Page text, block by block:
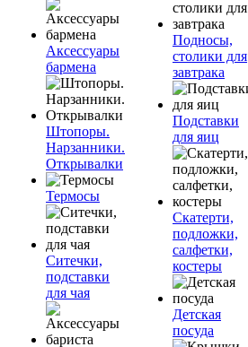
Аксессуары
бармена
Штопоры.
Нарзанники.
Открывалки
Термосы
Ситечки,
подставки
для чая
Подносы,
столики для
завтрака
Подставки
для яиц
Скатерти,
подложки,
салфетки,
костеры
Детская
посуда